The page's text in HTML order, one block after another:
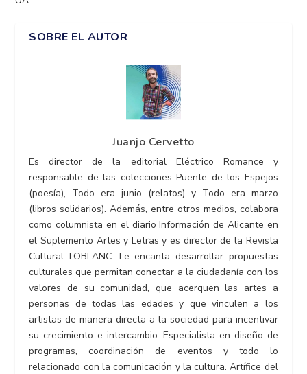
SOBRE EL AUTOR
Juanjo Cervetto
Es director de la editorial Eléctrico Romance y
responsable de las colecciones Puente de los Espejos
(poesía), Todo era junio (relatos) y Todo era marzo
(libros solidarios). Además, entre otros medios, colabora
como columnista en el diario Información de Alicante en
el Suplemento Artes y Letras y es director de la Revista
Cultural LOBLANC. Le encanta desarrollar propuestas
culturales que permitan conectar a la ciudadanía con los
valores de su comunidad, que acerquen las artes a
personas de todas las edades y que vinculen a los
artistas de manera directa a la sociedad para incentivar
su crecimiento e intercambio. Especialista en diseño de
programas, coordinación de eventos y todo lo
relacionado con la comunicación y la cultura. Artífice del